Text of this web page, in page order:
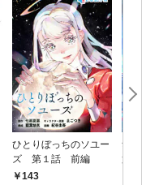
ひとりぼっちのソユー
ズ 第１話 前編
143
無
第